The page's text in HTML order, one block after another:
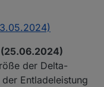
+
gespeichert:" +
(25.06.2024)
der Delta-
Entladeleistung